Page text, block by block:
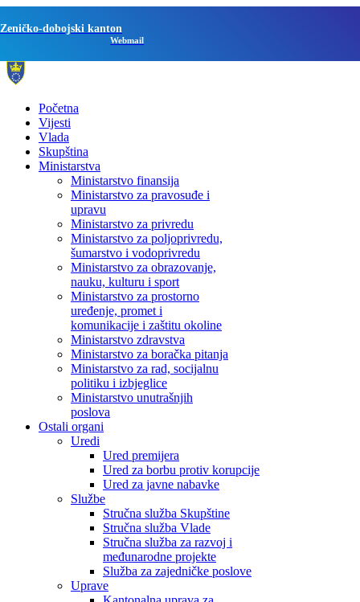
Zeničko-dobojski kanton
Webmail
Početna
Vijesti
Vlada
Skupština
Ministarstva
Ministarstvo finansija
Ministarstvo za pravosuđe i
upravu
Ministarstvo za privredu
Ministarstvo za poljoprivredu,
šumarstvo i vodoprivredu
Ministarstvo za obrazovanje,
nauku, kulturu i sport
Ministarstvo za prostorno
uređenje, promet i
komunikacije i zaštitu okoline
Ministarstvo zdravstva
Ministarstvo za boračka pitanja
Ministarstvo za rad, socijalnu
politiku i izbjeglice
Ministarstvo unutrašnjih
poslova
Ostali organi
Uredi
Ured premijera
Ured za borbu protiv korupcije
Ured za javne nabavke
Službe
Stručna služba Skupštine
Stručna služba Vlade
Stručna služba za razvoj i
međunarodne projekte
Služba za zajedničke poslove
Uprave